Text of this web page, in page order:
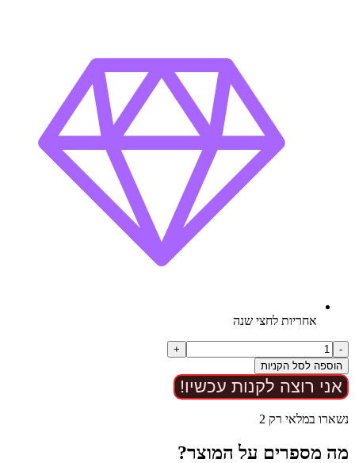
אחריות לחצי שנה
כמות
של
סטראפלס
דילדו
חלומי
-
+
הוספה לסל הקניות
אני רוצה לקנות עכשיו!
נשארו במלאי רק 2
מה מספרים על המוצר?